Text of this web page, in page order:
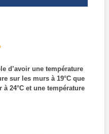
d’avoir une température
sur les murs à 19°C que
à 24°C et une température